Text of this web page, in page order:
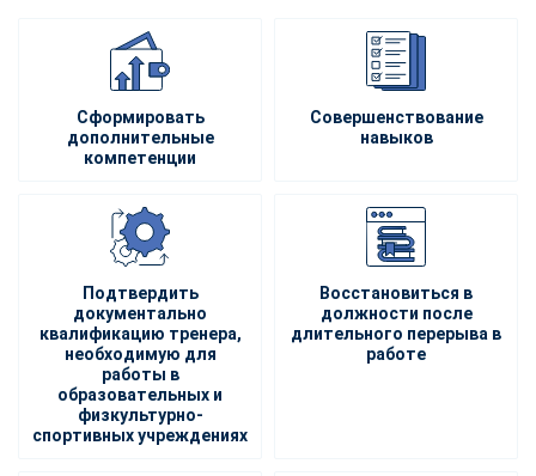
Сформировать
дополнительные
компетенции
Совершенствование
навыков
Подтвердить
документально
квалификацию тренера,
необходимую для
работы в
образовательных и
физкультурно-
спортивных учреждениях
Восстановиться в
должности после
длительного перерыва в
работе